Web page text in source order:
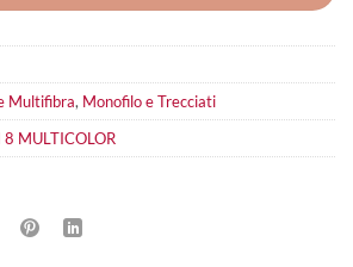
Multifibra, Monofilo e Trecciati
MULTICOLOR